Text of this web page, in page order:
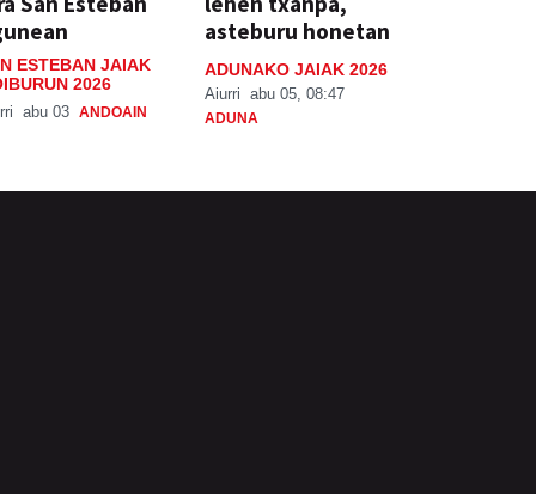
ESTEBAN JAIAK
2026
abu 03 ANDOAIN
asteburu honetan
ADUNAKO JAIAK 2026
Aiurri abu 05, 08:47
ADUNA